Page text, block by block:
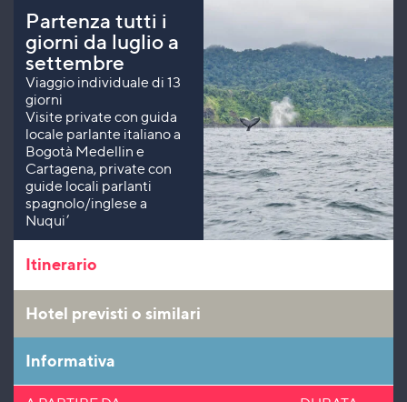
Partenza tutti i
giorni da luglio a
settembre
Viaggio individuale di 13
giorni
Visite private con guida
locale parlante italiano a
Bogotà Medellin e
Cartagena, private con
guide locali parlanti
spagnolo/inglese a
Nuqui’
Itinerario
Hotel previsti o similari
Informativa